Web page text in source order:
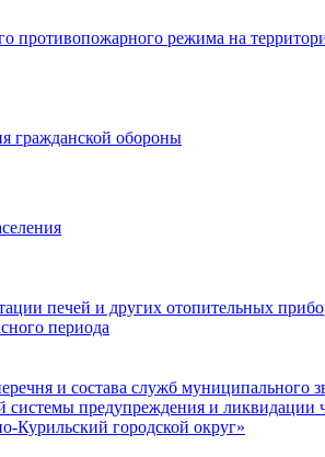
противопожарного режима на
гражданской обороны
печей и других отопительных
периода
и состава служб муниципального
системы предупреждения и ликвидации
Курильский городской округ»